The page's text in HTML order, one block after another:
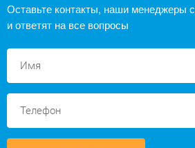
Оставьте контакты, наши менеджеры
и ответят на все вопросы